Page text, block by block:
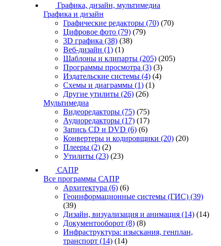
Графика, дизайн, мультимедиа
Графика и дизайн
Графические редакторы (70) (70)
Цифровое фото (79) (79)
3D графика (38) (38)
Веб-дизайн (1) (1)
Шаблоны и клипарты (205) (205)
Программы просмотра (3) (3)
Издательские системы (4) (4)
Схемы и диаграммы (1) (1)
Другие утилиты (26) (26)
Мультимедиа
Видеоредакторы (75) (75)
Аудиоредакторы (17) (17)
Запись CD и DVD (6) (6)
Конвертеры и кодировщики (20) (20)
Плееры (2) (2)
Утилиты (23) (23)
САПР
Все программы САПР
Архитектура (6) (6)
Геоинформационные системы (ГИС) (39)
(39)
Дизайн, визуализация и анимация (14) (14)
Документооборот (8) (8)
Инфраструктура: изыскания, генплан,
транспорт (14) (14)